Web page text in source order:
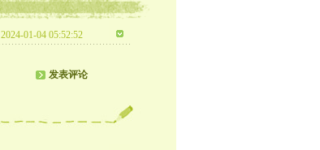
2024-01-04 05:52:52
发表评论